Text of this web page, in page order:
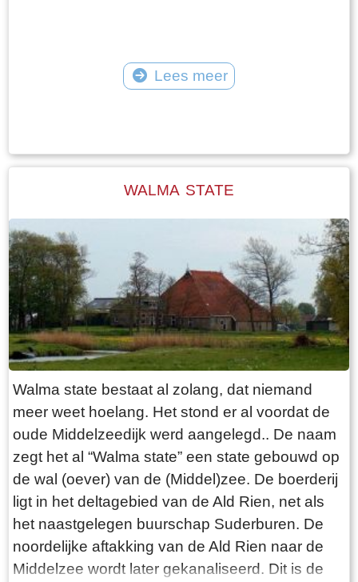
Lees meer
WALMA STATE
Walma state bestaat al zolang, dat niemand
meer weet hoelang. Het stond er al voordat de
oude Middelzeedijk werd aangelegd.. De naam
zegt het al “Walma state” een state gebouwd op
de wal (oever) van de (Middel)zee. De boerderij
ligt in het deltagebied van de Ald Rien, net als
het naastgelegen buurschap Suderburen. De
noordelijke aftakking van de Ald Rien naar de
Middelzee wordt later gekanaliseerd. Dit is de